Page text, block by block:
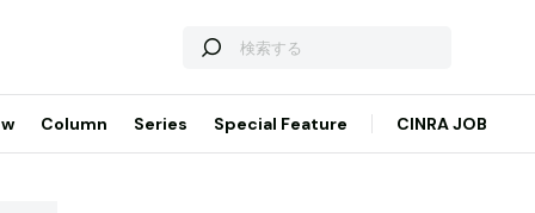
Column Series Special Feature CINRA JOB